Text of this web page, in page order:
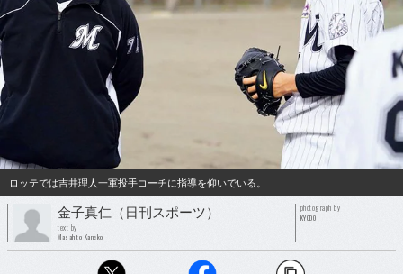
ロッテでは吉井理人一軍投手コーチに指導を仰いでいる。
金子真仁（日刊スポーツ）
text by
Masahito Kaneko
photograph by
KYODO